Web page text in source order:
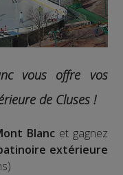
vous offre vos
de Cluses !
Blancet gagnez
extérieure